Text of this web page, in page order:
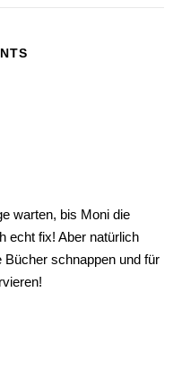
warten, bis Moni die
echt fix! Aber natürlich
schnappen und für